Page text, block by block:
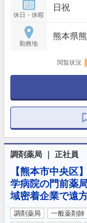
休日・休暇
日祝
勤務地
熊本県
閲覧状況
調剤薬局 ｜ 正社員
【熊本市中央区
学病院の門前薬
域密着企業で遠
調剤薬局 一般薬剤師